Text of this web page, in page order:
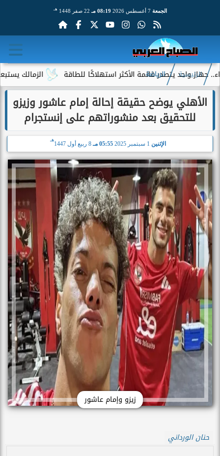
الجمعة 7 أغسطس 2026 08:19 مـ 22 صفر 1448 هـ
الزمالك يستبعد 4 لاعبين شباب من حساباته في الموسم الجديد يتصدر قائمة الأكثر استهلاكًا للطاقة
الرئيسية الرياضة
الأهلي يوضح حقيقة إحالة إمام عاشور وزيزو
للتحقيق بعد منشوراتهم على إنستجرام
الإثنين 05:55 مـ 8 ربيع أول 1447
هـ
زيزو وإمام عاشور
حنان الورداني